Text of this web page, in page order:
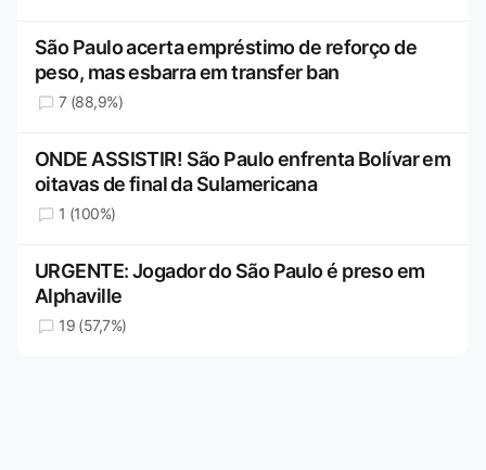
São Paulo acerta empréstimo de reforço de
peso, mas esbarra em transfer ban
7 (88,9%)
ONDE ASSISTIR! São Paulo enfrenta Bolívar em
oitavas de final da Sulamericana
1 (100%)
URGENTE: Jogador do São Paulo é preso em
Alphaville
19 (57,7%)